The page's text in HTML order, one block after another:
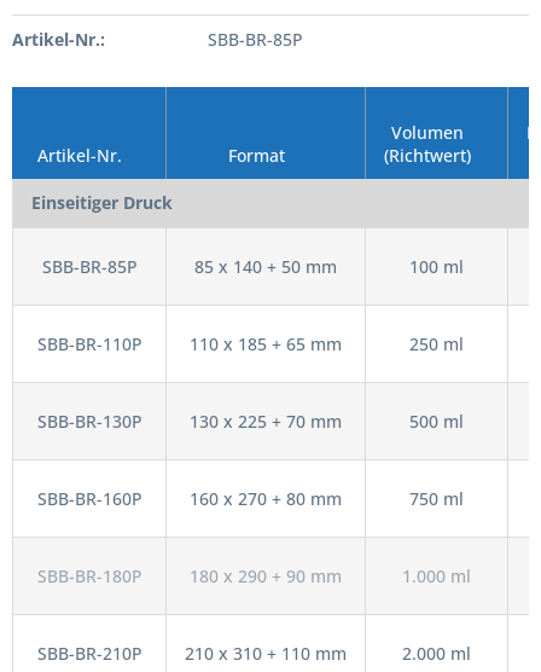
Artikel-Nr.: SBB-BR-85P
Artikel-Nr. Format
Volumen
(Richtwert)
Einseitiger Druck
SBB-BR-85P 85 x 140 + 50 mm 100 ml
SBB-BR-110P 110 x 185 + 65 mm 250 ml
SBB-BR-130P 130 x 225 + 70 mm 500 ml
SBB-BR-160P 160 x 270 + 80 mm 750 ml
SBB-BR-180P 180 x 290 + 90 mm 1.000 ml
SBB-BR-210P 210 x 310 + 110 mm 2.000 ml